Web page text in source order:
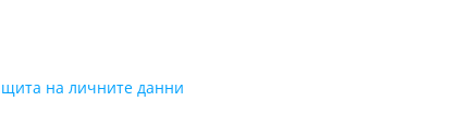
на личните данни